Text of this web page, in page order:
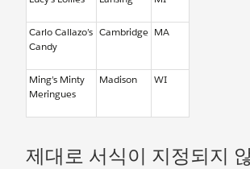
Carlo Callazo’s
Candy
Cambridge MA
Ming’s Minty
Meringues
Madison WI
제대로 서식이 지정되지